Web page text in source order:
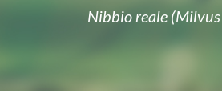
Nibbio reale